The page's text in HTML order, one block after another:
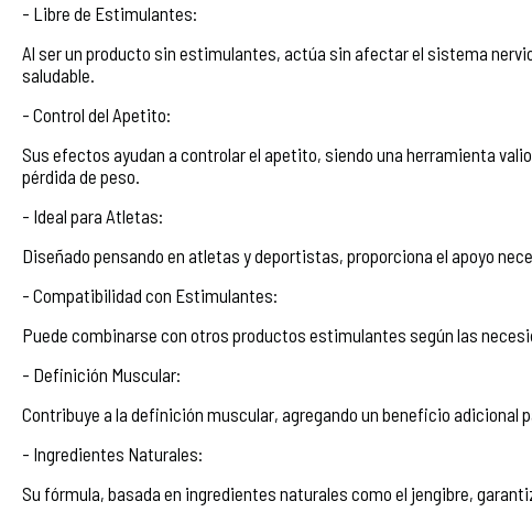
- Libre de Estimulantes:
Al ser un producto sin estimulantes, actúa sin afectar el sistema
saludable.
- Control del Apetito:
Sus efectos ayudan a controlar el apetito, siendo una herramienta
pérdida de peso.
- Ideal para Atletas:
Diseñado pensando en atletas y deportistas, proporciona el apoyo
- Compatibilidad con Estimulantes:
Puede combinarse con otros productos estimulantes según las
- Definición Muscular:
Contribuye a la definición muscular, agregando un beneficio adicional
- Ingredientes Naturales:
Su fórmula, basada en ingredientes naturales como el jengibre,